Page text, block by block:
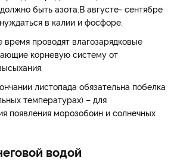
быть азота.В августе- сентябре
в калии и фосфоре.
время проводят влагозарядковые
корневую систему от
листопада обязательна побелка
температурах) – для
появления морозобоин и солнечных
водой